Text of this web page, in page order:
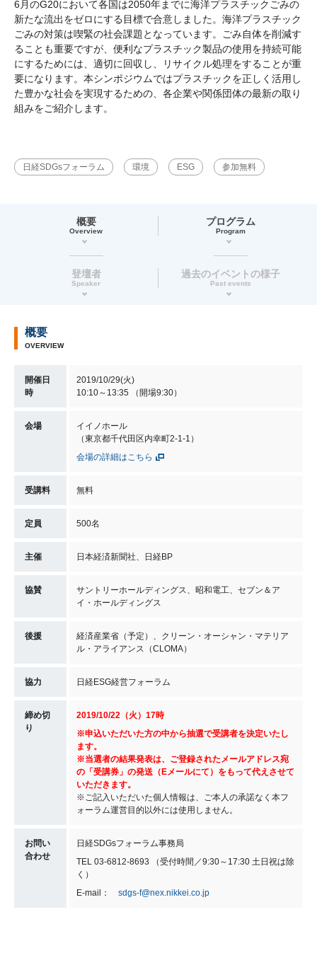
6月のG20において各国は2050年までに海洋プラスチックごみの
新たな流出をゼロにする目標で合意しました。海洋プラスチック
ごみの対策は喫緊の社会課題となっています。ごみ自体を削減す
ることも重要ですが、便利なプラスチック製品の使用を持続可能
にするためには、適切に回収し、リサイクル処理をすることが重
要になります。本シンポジウムではプラスチックを正しく活用し
た豊かな社会を実現するための、各企業や関係団体の最新の取り
組みをご紹介します。
日経SDGsフォーラム 環境 ESG 参加無料
概要
Overview
プログラム
Program
登壇者
Speaker
過去のイベントの様子
Past events
概要
OVERVIEW
開催日
時
2019/10/29(火)
10:10～13:35 （開場9:30）
会場
イイノホール
（東京都千代田区内幸町2-1-1）
会場の詳細はこちら
受講料 無料
定員 500名
主催 日本経済新聞社、日経BP
協賛
サントリーホールディングス、昭和電工、セブン＆ア
イ・ホールディングス
後援
経済産業省（予定）、クリーン・オーシャン・マテリア
ル・アライアンス（CLOMA）
協力 日経ESG経営フォーラム
締め切
り
2019/10/22（火）17時
※申込いただいた方の中から抽選で受講者を決定いたし
ます。
※当選者の結果発表は、ご登録されたメールアドレス宛
の「受講券」の発送（Eメールにて）をもって代えさせて
いただきます。
※ご記入いただいた個人情報は、ご本人の承諾なく本フ
ォーラム運営目的以外には使用しません。
お問い
合わせ
日経SDGsフォーラム事務局
TEL 03-6812-8693 （受付時間／9:30～17:30 土日祝は除
く）
E-mail： sdgs-f@nex.nikkei.co.jp